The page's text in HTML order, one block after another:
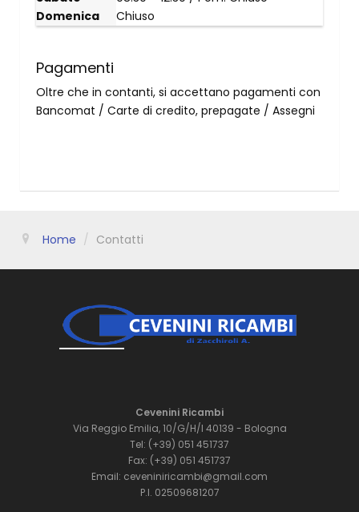
Domenica
Chiuso
Pagamenti
Oltre che in contanti, si accettano pagamenti con
Bancomat / Carte di credito, prepagate / Assegni
Home / Contatti
Cevenini Ricambi
Via Reggio Emilia, 10/G/H/I 40139 - Bologna
Tel: (+39) 051 451737
Fax: (+39) 051 451737
Email: ceveniniricambi@gmail.com
P.I. 02509681207